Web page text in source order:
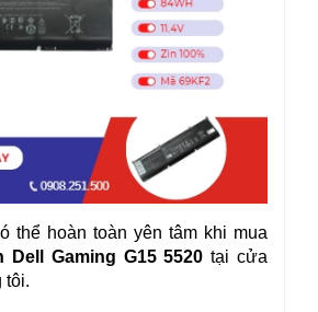
thể hoàn toàn yên tâm khi mua
Dell Gaming G15 5520tại cửa
tôi.